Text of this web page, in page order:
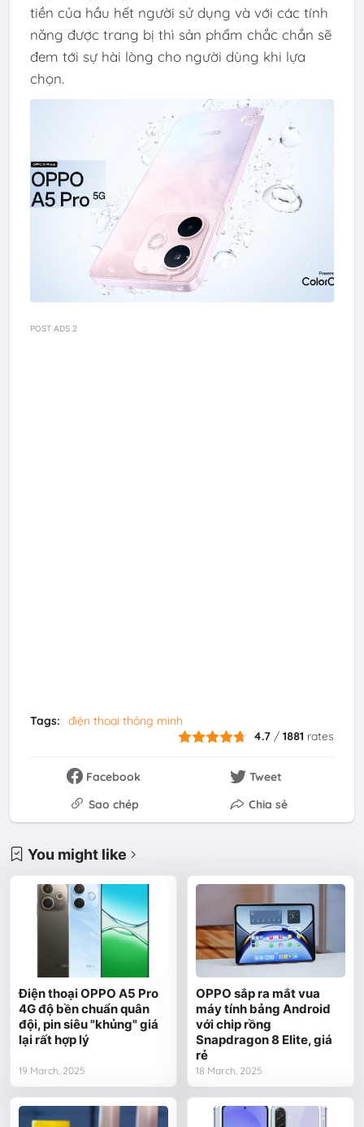
tiền của hầu hết người sử dụng và với các tính
năng được trang bị thì sản phẩm chắc chắn sẽ
đem tới sự hài lòng cho người dùng khi lựa
chọn.
POST ADS 2
Tags:
điện thoại thông minh
4.7 /1881 rates
Facebook
Tweet
Sao chép
Chia sẻ
You might like
Điện thoại OPPO A5 Pro
4G độ bền chuẩn quân
đội, pin siêu "khủng" giá
lại rất hợp lý
19 March, 2025
OPPO sắp ra mắt vua
máy tính bảng Android
với chip rồng
Snapdragon 8 Elite, giá
rẻ
18 March, 2025